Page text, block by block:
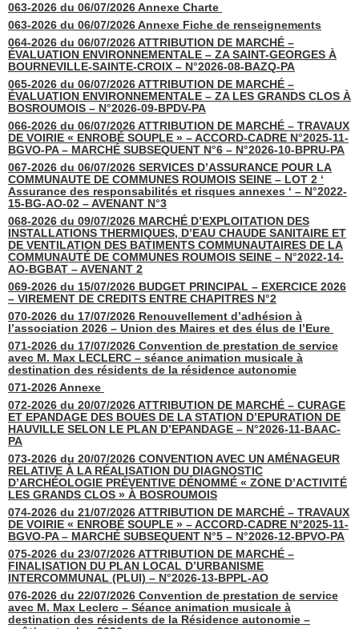
063-2026 du 06/07/2026 Annexe Charte
063-2026 du 06/07/2026 Annexe Fiche de renseignements
064-2026 du 06/07/2026 ATTRIBUTION DE MARCHÉ –
ÉVALUATION ENVIRONNEMENTALE – ZA SAINT-GEORGES À
BOURNEVILLE-SAINTE-CROIX – N°2026-08-BAZQ-PA
065-2026 du 06/07/2026 ATTRIBUTION DE MARCHÉ –
ÉVALUATION ENVIRONNEMENTALE – ZA LES GRANDS CLOS À
BOSROUMOIS – N°2026-09-BPDV-PA
066-2026 du 06/07/2026 ATTRIBUTION DE MARCHÉ – TRAVAUX
DE VOIRIE « ENROBÉ SOUPLE » – ACCORD-CADRE N°2025-11-
BGVO-PA – MARCHÉ SUBSEQUENT N°6 – N°2026-10-BPRU-PA
067-2026 du 06/07/2026 SERVICES D’ASSURANCE POUR LA
COMMUNAUTE DE COMMUNES ROUMOIS SEINE – LOT 2 ‘
Assurance des responsabilités et risques annexes ‘ – N°2022-
15-BG-AO-02 – AVENANT N°3
068-2026 du 09/07/2026 MARCHÉ D’EXPLOITATION DES
INSTALLATIONS THERMIQUES, D’EAU CHAUDE SANITAIRE ET
DE VENTILATION DES BATIMENTS COMMUNAUTAIRES DE LA
COMMUNAUTÉ DE COMMUNES ROUMOIS SEINE – N°2022-14-
AO-BGBAT – AVENANT 2
069-2026 du 15/07/2026 BUDGET PRINCIPAL – EXERCICE 2026
– VIREMENT DE CREDITS ENTRE CHAPITRES N°2
070-2026 du 17/07/2026 Renouvellement d’adhésion à
l’association 2026 – Union des Maires et des élus de l’Eure
071-2026 du 17/07/2026 Convention de prestation de service
avec M. Max LECLERC – séance animation musicale à
destination des résidents de la résidence autonomie
071-2026 Annexe
072-2026 du 20/07/2026 ATTRIBUTION DE MARCHÉ – CURAGE
ET EPANDAGE DES BOUES DE LA STATION D’EPURATION DE
HAUVILLE SELON LE PLAN D’EPANDAGE – N°2026-11-BAAC-
PA
073-2026 du 20/07/2026 CONVENTION AVEC UN AMÉNAGEUR
RELATIVE À LA RÉALISATION DU DIAGNOSTIC
D’ARCHÉOLOGIE PRÉVENTIVE DÉNOMMÉ « ZONE D’ACTIVITÉ
LES GRANDS CLOS » À BOSROUMOIS
074-2026 du 21/07/2026 ATTRIBUTION DE MARCHÉ – TRAVAUX
DE VOIRIE « ENROBÉ SOUPLE » – ACCORD-CADRE N°2025-11-
BGVO-PA – MARCHÉ SUBSEQUENT N°5 – N°2026-12-BPVO-PA
075-2026 du 23/07/2026 ATTRIBUTION DE MARCHÉ –
FINALISATION DU PLAN LOCAL D’URBANISME
INTERCOMMUNAL (PLUI) – N°2026-13-BPPL-AO
076-2026 du 22/07/2026 Convention de prestation de service
avec M. Max Leclerc – Séance animation musicale à
destination des résidents de la Résidence autonomie –